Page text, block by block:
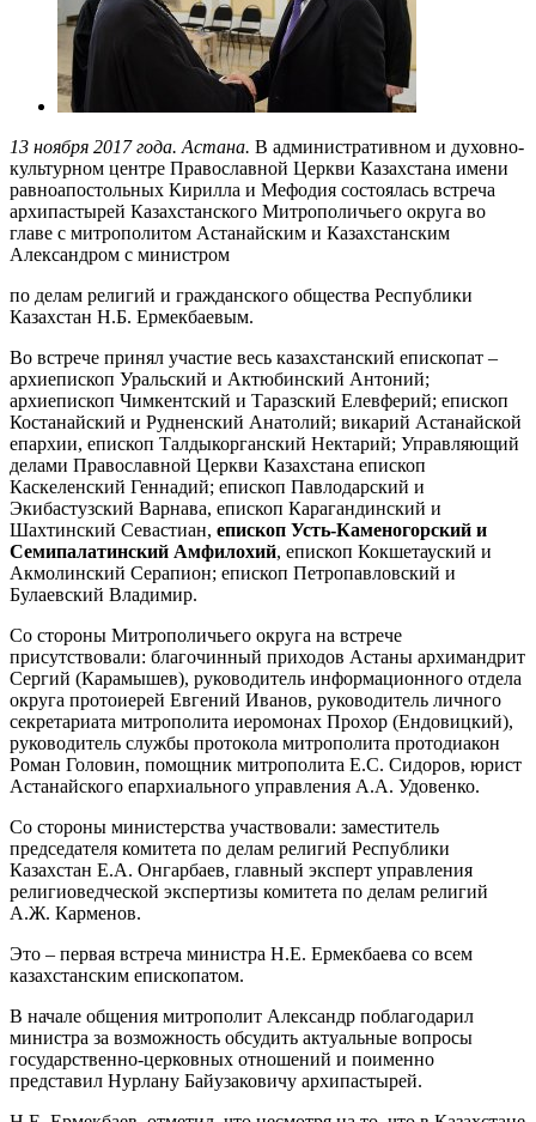
13 ноября 2017 года. Астана. В административном и духовно-
культурном центре Православной Церкви Казахстана имени
равноапостольных Кирилла и Мефодия состоялась встреча
архипастырей Казахстанского Митрополичьего округа во
главе с митрополитом Астанайским и Казахстанским
Александром с министром
по делам религий и гражданского общества Республики
Казахстан Н.Б. Ермекбаевым.
Во встрече принял участие весь казахстанский епископат –
архиепископ Уральский и Актюбинский Антоний;
архиепископ Чимкентский и Таразский Елевферий; епископ
Костанайский и Рудненский Анатолий; викарий Астанайской
епархии, епископ Талдыкорганский Нектарий; Управляющий
делами Православной Церкви Казахстана епископ
Каскеленский Геннадий; епископ Павлодарский и
Экибастузский Варнава, епископ Карагандинский и
Шахтинский Севастиан, епископ Усть-Каменогорский и
Семипалатинский Амфилохий, епископ Кокшетауский и
Акмолинский Серапион; епископ Петропавловский и
Булаевский Владимир.
Со стороны Митрополичьего округа на встрече
присутствовали: благочинный приходов Астаны архимандрит
Сергий (Карамышев), руководитель информационного отдела
округа протоиерей Евгений Иванов, руководитель личного
секретариата митрополита иеромонах Прохор (Ендовицкий),
руководитель службы протокола митрополита протодиакон
Роман Головин, помощник митрополита Е.С. Сидоров, юрист
Астанайского епархиального управления А.А. Удовенко.
Со стороны министерства участвовали: заместитель
председателя комитета по делам религий Республики
Казахстан Е.А. Онгарбаев, главный эксперт управления
религиоведческой экспертизы комитета по делам религий
А.Ж. Карменов.
Это – первая встреча министра Н.Е. Ермекбаева со всем
казахстанским епископатом.
В начале общения митрополит Александр поблагодарил
министра за возможность обсудить актуальные вопросы
государственно-церковных отношений и поименно
представил Нурлану Байузаковичу архипастырей.